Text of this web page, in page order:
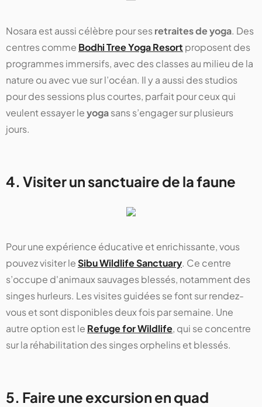
Nosara est aussi célèbre pour sesretraites de yoga. Des
centres comme Bodhi Tree Yoga Resort proposent des
programmes immersifs, avec des classes au milieu de la
nature ou avec vue sur l’océan. Il y a aussi des studios
pour des sessions plus courtes, parfait pour ceux qui
veulent essayer leyogasans s’engager sur plusieurs
jours.
4. Visiter un sanctuaire de la faune
Pour une expérience éducative et enrichissante, vous
pouvez visiter leSibu Wildlife Sanctuary. Ce centre
s’occupe d'animaux sauvages blessés, notamment des
singes hurleurs. Les visites guidées se font sur rendez-
vous et sont disponibles deux fois par semaine. Une
autre option est le Refuge for Wildlife, qui se concentre
sur la réhabilitation des singes orphelins et blessés.
5. Faire une excursion en quad